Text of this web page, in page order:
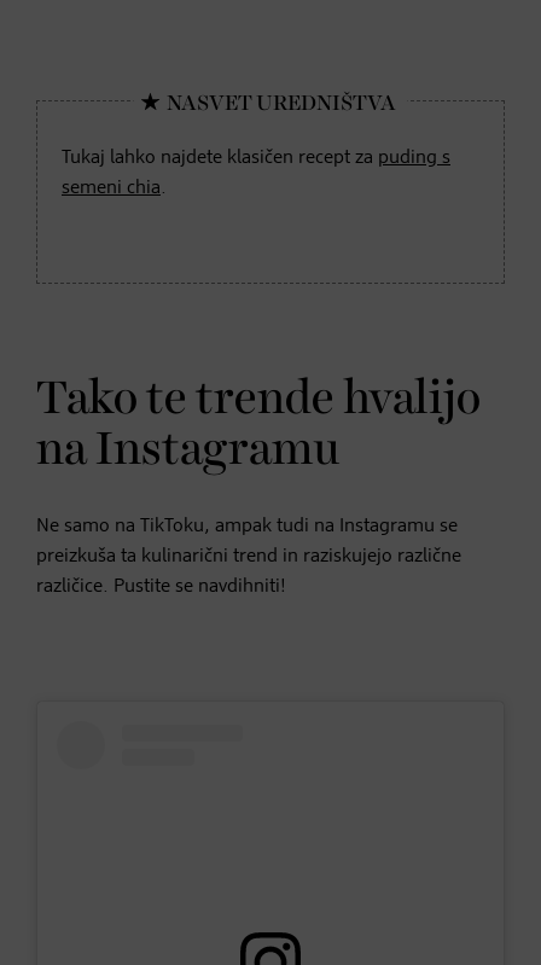
Tukaj lahko najdete klasičen recept za puding s
semeni chia.
Tako te trende hvalijo
na Instagramu
Ne samo na TikToku, ampak tudi na Instagramu se
preizkuša ta kulinarični trend in raziskujejo različne
različice. Pustite se navdihniti!